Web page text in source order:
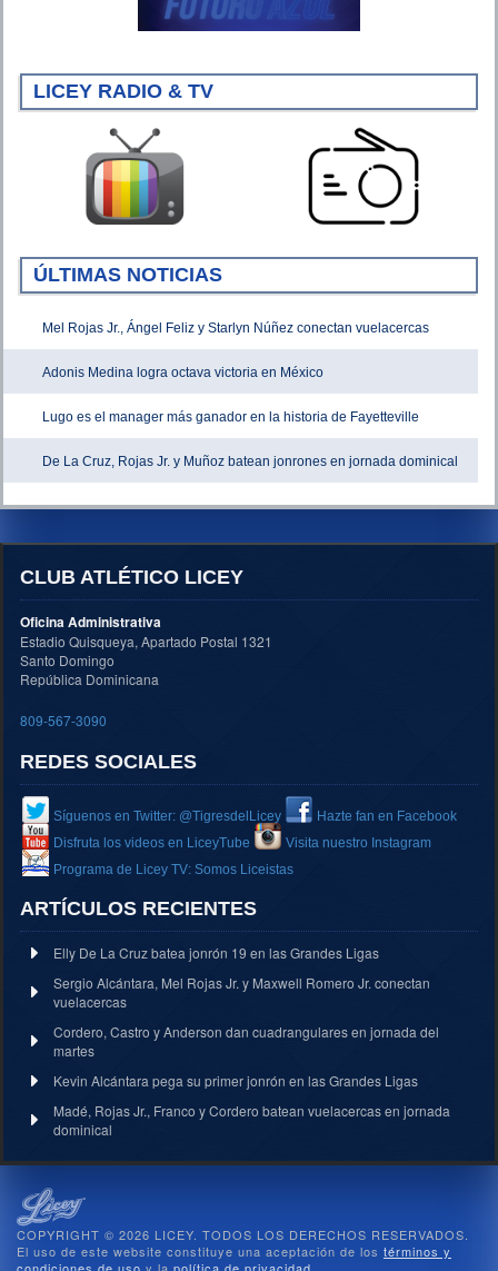
LICEY RADIO & TV
ÚLTIMAS NOTICIAS
Mel Rojas Jr., Ángel Feliz y Starlyn Núñez conectan vuelacercas
Adonis Medina logra octava victoria en México
Lugo es el manager más ganador en la historia de Fayetteville
De La Cruz, Rojas Jr. y Muñoz batean jonrones en jornada dominical
CLUB ATLÉTICO LICEY
Oficina Administrativa
Estadio Quisqueya, Apartado Postal 1321
Santo Domingo
República Dominicana
809-567-3090
REDES SOCIALES
Síguenos en Twitter: @TigresdelLicey
Hazte fan en Facebook
Disfruta los videos en LiceyTube
Visita nuestro Instagram
Programa de Licey TV: Somos Liceistas
ARTÍCULOS RECIENTES
Elly De La Cruz batea jonrón 19 en las Grandes Ligas
Sergio Alcántara, Mel Rojas Jr. y Maxwell Romero Jr. conectan
vuelacercas
Cordero, Castro y Anderson dan cuadrangulares en jornada del
martes
Kevin Alcántara pega su primer jonrón en las Grandes Ligas
Madé, Rojas Jr., Franco y Cordero batean vuelacercas en jornada
dominical
COPYRIGHT © 2026 LICEY. TODOS LOS DERECHOS RESERVADOS.
El uso de este website constituye una aceptación de los términos y
condiciones de uso y la política de privacidad